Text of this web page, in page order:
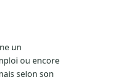
un
ou encore
selon son